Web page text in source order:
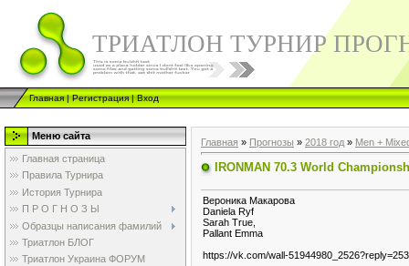
ТРИАТЛОН ТУРНИР
Главная|Регистрация|Вход
Меню сайта
Главная страница
Правила Турнира
История Турнира
П Р О Г Н О З Ы
Образцы написания фамилий
Триатлон БЛОГ
Триатлон Украина ФОРУМ
Главная » Прогнозы » 2018 год » Men +
IRONMAN 70.3 World
Вероника Μакарова
Daniela Ryf
Sarah True,
Pallant Emma
https://vk.com/wall-